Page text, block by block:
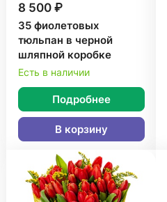
8 500 ₽
35 фиолетовых
тюльпан в черной
шляпной коробке
Есть в наличии
Подробнее
В корзину